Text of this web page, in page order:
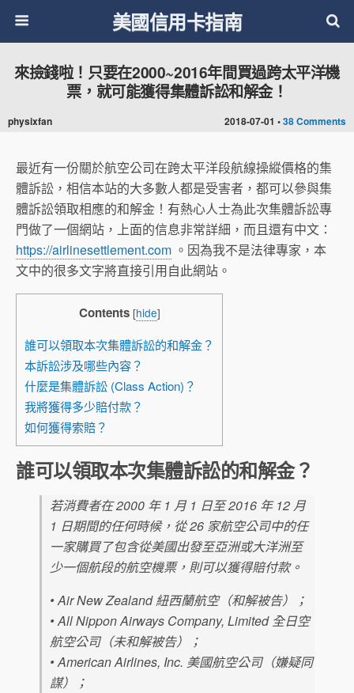
美國信用卡指南
2018-07-01 •38 Comments
來撿錢啦！只要在2000~2016年間買過跨太平洋機
票，就可能獲得集體訴訟和解金！
physixfan
最近有一份關於航空公司在跨太平洋段航線操縱價格的集
體訴訟，相信本站的大多數人都是受害者，都可以參與集
體訴訟領取相應的和解金！有熱心人士為此次集體訴訟專
門做了一個網站，上面的信息非常詳細，而且還有中文：
https://airlinesettlement.com 。因為我不是法律專家，本
文中的很多文字將直接引用自此網站。
Contents [hide]
誰可以領取本次集體訴訟的和解金？
本訴訟涉及哪些內容？
什麼是集體訴訟 (Class Action)？
我將獲得多少賠付款？
如何獲得索賠？
誰可以領取本次集體訴訟的和解金？
若消費者在 2000 年 1 月 1 日至 2016 年 12 月
1 日期間的任何時候，從 26 家航空公司中的任
一家購買了包含從美國出發至亞洲或大洋洲至
少一個航段的航空機票，則可以獲得賠付款。
• Air New Zealand 紐西蘭航空（和解被告）；
• All Nippon Airways Company, Limited 全日空
航空公司（未和解被告）；
• American Airlines, Inc. 美國航空公司（嫌疑同
謀）；